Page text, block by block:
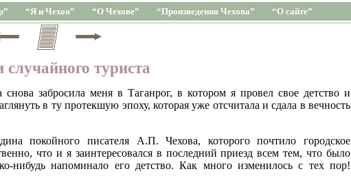
“Я и Чехов” “О Чехове” “Произведения Чехова” “О сайте”
случайного туриста
забросила меня в Таганрог, в котором я провел свое детство и
в ту протекшую эпоху, которая уже отсчитала и сдала в вечность
покойного писателя А.П. Чехова, которого почтило городское
что и я заинтересовался в последний приезд всем тем, что было
нибудь напоминало его детство. Как много изменилось с тех пор!